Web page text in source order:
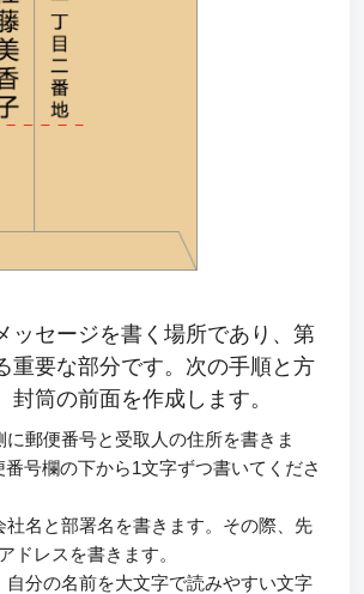
ッセージを書く場所であり、第
重要な部分です。次の手順と方
封筒の前面を作成します。
に郵便番号と受取人の住所を書きま
号欄の下から1文字ずつ書いてくださ
社名と部署名を書きます。その際、先
ドレスを書きます。
自分の名前を大文字で読みやすい文字